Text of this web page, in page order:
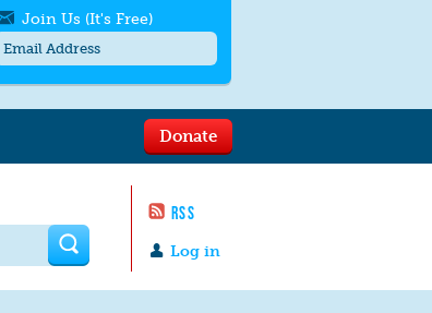
RSS
Log in
Donate
Join Us (It's Free)
messages/month. Msg & Data Rates May
to quit. For help textHELP
contact us.